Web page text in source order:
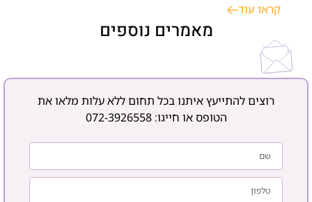
מאמרים נוספים
או ישראלית דורשת אבחון רפואי ממוקד ותקופת ניסיון, במטרה
קראו עוד
רוצים להתייעץ איתנו בכל תחום ללא עלות מלאו את
הטופס או חייגו:072-3926558